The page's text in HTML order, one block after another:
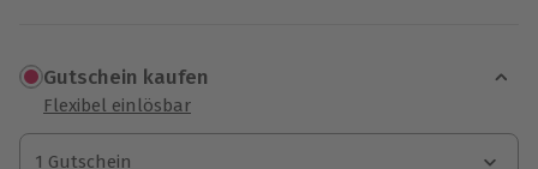
Gutschein kaufen
Flexibel einlösbar
1 Gutschein
1 Gutschein